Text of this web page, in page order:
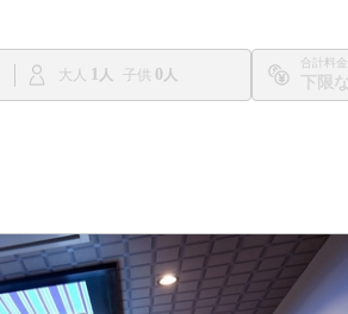
大人 1 子供 0
合計料金